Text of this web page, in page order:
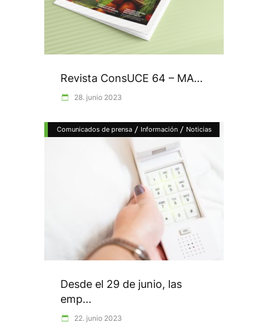
Revista ConsUCE 64 – MA...
28. junio 2023
Comunicados de prensa / Información / Noticias
Desde el 29 de junio, las
emp...
22. junio 2023